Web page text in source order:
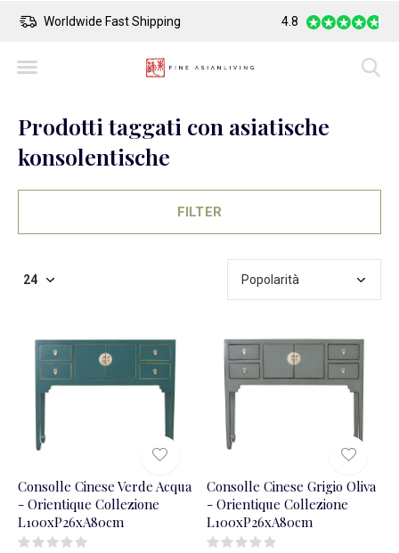
Worldwide Fast Shipping Safe Payment
4.8
Prodotti taggati con asiatische
konsolentische
FILTER
Consolle Cinese Verde Acqua
- Orientique Collezione
L100xP26xA80cm
Consolle Cinese Grigio Oliva
- Orientique Collezione
L100xP26xA80cm